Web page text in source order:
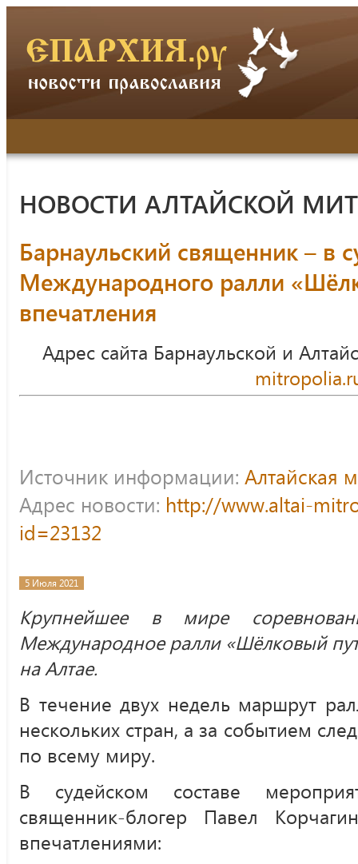
НОВОСТИ АЛТАЙСКОЙ
Барнаульский священник – в
Международного ралли
впечатления
Адрес сайта Барнаульской и
Источник информации: Алтайская
Адрес новости: http://www.altai-
id=23132
5 Июля 2021
Крупнейшее в мире
Международное ралли «Шёлковый
на Алтае.
В течение двух недель маршрут
нескольких стран, а за событием
по всему миру.
В судейском составе
священник-блогер Павел
впечатлениями: